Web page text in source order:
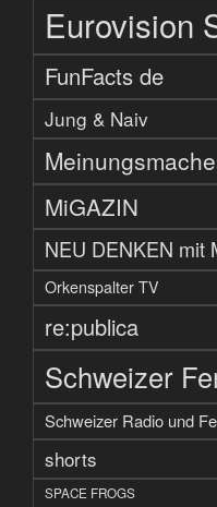
Eurovision
FunFacts de
Jung & Naiv
Meinungsmache
MiGAZIN
NEU DENKEN mit
Orkenspalter TV
re:publica
Schweizer
Schweizer Radio und
shorts
SPACE FROGS